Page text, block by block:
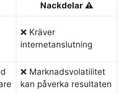
Nackdelar ⚠️
❌ Kräver
internetanslutning
❌ Marknadsvolatilitet
kan påverka resultaten